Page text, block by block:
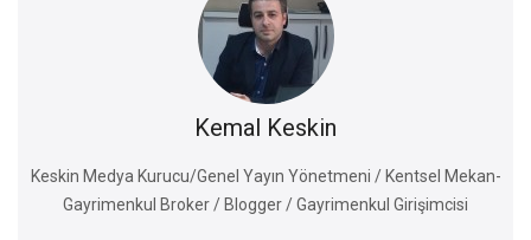
Kemal Keskin
Keskin Medya Kurucu/Genel Yayın Yönetmeni / Kentsel Mekan-
Gayrimenkul Broker / Blogger / Gayrimenkul Girişimcisi